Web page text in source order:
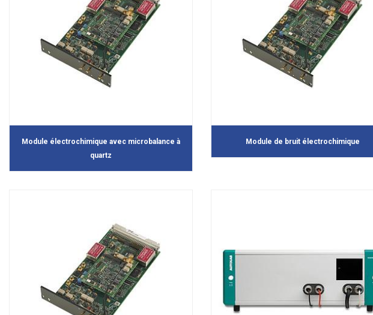
Module électrochimique avec microbalance à
quartz
Module de bruit électrochimique